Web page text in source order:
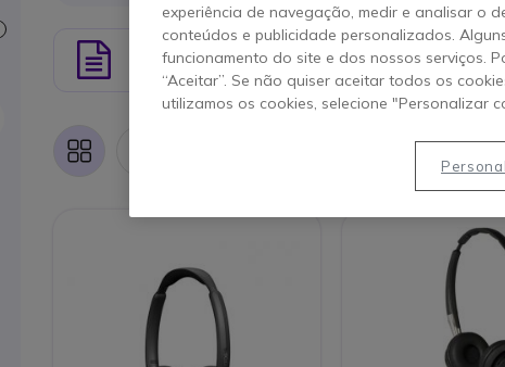
Guide
GUIA DE COMPRA
DE AURICULARES
Grelha
experiência de navegação, medir e analisar o
conteúdos e publicidade personalizados.
funcionamento do site e dos nossos serviços.
“Aceitar”. Se não quiser aceitar todos os
utilizamos os cookies, selecione "Personalizar